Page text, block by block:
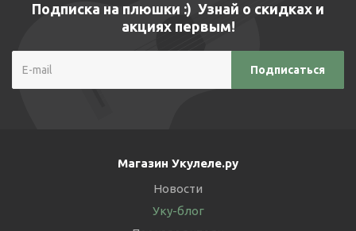
Подписка на плюшки :) Узнай о скидках и
акциях первым!
Магазин Укулеле.ру
Новости
Уку-блог